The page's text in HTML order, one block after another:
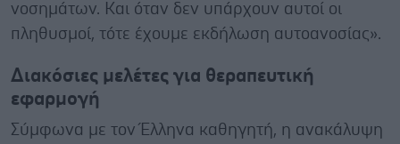
νοσημάτων. Και όταν δεν υπάρχουν αυτοί οι
πληθυσμοί, τότε έχουμε εκδήλωση αυτοανοσίας».
Διακόσιες μελέτες για θεραπευτική
εφαρμογή
Σύμφωνα με τον Έλληνα καθηγητή, η ανακάλυψη